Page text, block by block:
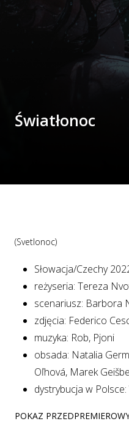
Światłonoc
(Svetlonoc)
Słowacja/Czechy
reżyseria: Tereza
scenariusz: Barbora
zdjęcia: Federico
muzyka: Rob, Pjoni
obsada: Natalia
Oľhová, Marek
dystrybucja w
POKAZ